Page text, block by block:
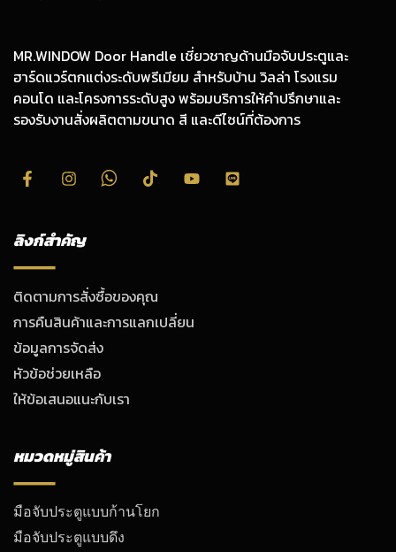
MR.WINDOW Door Handle เชี่ยวชาญด้านมือจับประตูและ
ฮาร์ดแวร์ตกแต่งระดับพรีเมียม สำหรับบ้าน วิลล่า โรงแรม
คอนโด และโครงการระดับสูง พร้อมบริการให้คำปรึกษาและ
รองรับงานสั่งผลิตตามขนาด สี และดีไซน์ที่ต้องการ
ลิงก์สำคัญ
ติดตามการสั่งซื้อของคุณ
การคืนสินค้าและการแลกเปลี่ยน
ข้อมูลการจัดส่ง
หัวข้อช่วยเหลือ
ให้ข้อเสนอแนะกับเรา
หมวดหมู่สินค้า
มือจับประตูแบบก้านโยก
มือจับประตูแบบดึง